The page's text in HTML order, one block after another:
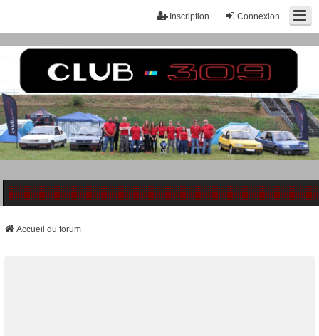
Connexion
Inscription
Accueil du forum